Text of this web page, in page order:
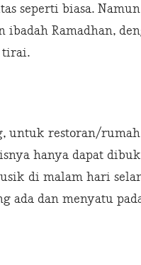
seperti biasa.
ibadah Ramadhan,
tirai.
untuk restoran/
hanya dapat
di malam hari
ada dan menyatu